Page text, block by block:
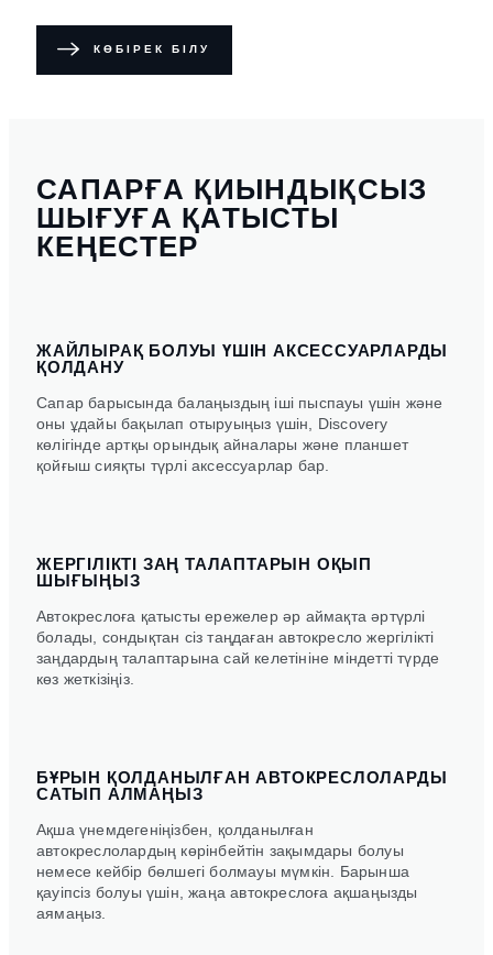
КӨБІРЕК БІЛУ
САПАРҒА ҚИЫНДЫҚСЫЗ
ШЫҒУҒА ҚАТЫСТЫ
КЕҢЕСТЕР
ЖАЙЛЫРАҚ БОЛУЫ ҮШІН АКСЕССУАРЛАРДЫ
ҚОЛДАНУ
Сапар барысында балаңыздың іші пыспауы үшін және
оны ұдайы бақылап отыруыңыз үшін, Discovery
көлігінде артқы орындық айналары және планшет
қойғыш сияқты түрлі аксессуарлар бар.
ЖЕРГІЛІКТІ ЗАҢ ТАЛАПТАРЫН ОҚЫП
ШЫҒЫҢЫЗ
Автокреслоға қатысты ережелер әр аймақта әртүрлі
болады, сондықтан сіз таңдаған автокресло жергілікті
заңдардың талаптарына сай келетініне міндетті түрде
көз жеткізіңіз.
БҰРЫН ҚОЛДАНЫЛҒАН АВТОКРЕСЛОЛАРДЫ
САТЫП АЛМАҢЫЗ
Ақша үнемдегеніңізбен, қолданылған
автокреслолардың көрінбейтін зақымдары болуы
немесе кейбір бөлшегі болмауы мүмкін. Барынша
қауіпсіз болуы үшін, жаңа автокреслоға ақшаңызды
аямаңыз.